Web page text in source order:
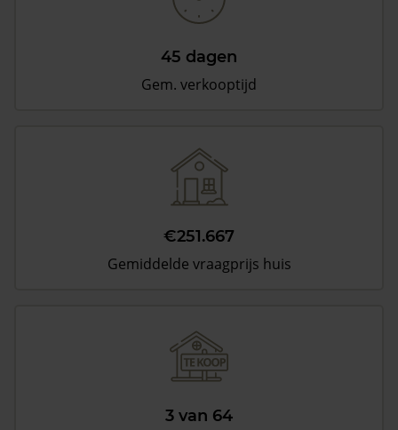
45 dagen
Gem. verkooptijd
€251.667
Gemiddelde vraagprijs huis
3 van 64